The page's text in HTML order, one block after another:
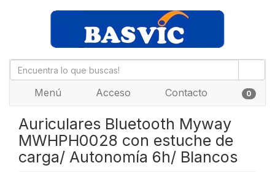
Menú Acceso Contacto 0
Auriculares Bluetooth Myway
MWHPH0028 con estuche de
carga/ Autonomía 6h/ Blancos